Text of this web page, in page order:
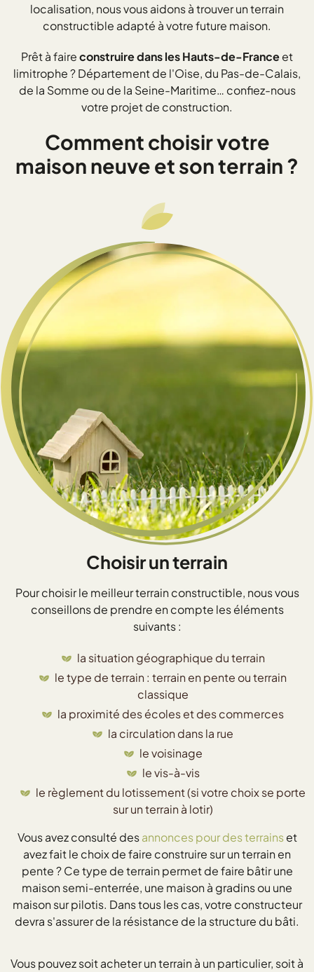
localisation, nous vous aidons à trouver un terrain
constructible adapté à votre future maison.
Prêt à faireconstruire dans les Hauts-de-Franceet
limitrophe ? Département de l'Oise, du Pas-de-Calais,
de la Somme ou de la Seine-Maritime… confiez-nous
votre projet de construction.
Comment choisir votre
maison neuve et son terrain ?
Choisir un terrain
Pour choisir le meilleur terrain constructible, nous vous
conseillons de prendre en compte les éléments
suivants :
la situation géographique du terrain
le type de terrain : terrain en pente ou terrain
classique
la proximité des écoles et des commerces
la circulation dans la rue
le voisinage
le vis-à-vis
le règlement du lotissement (si votre choix se porte
sur un terrain à lotir)
Vous avez consulté desannonces pour des terrainset
avez fait le choix de faire construire sur un terrain en
pente ? Ce type de terrain permet de faire bâtir une
maison semi-enterrée, une maison à gradins ou une
maison sur pilotis. Dans tous les cas, votre constructeur
devra s'assurer de la résistance de la structure du bâti.
Vous pouvez soit acheter un terrain à un particulier, soit à